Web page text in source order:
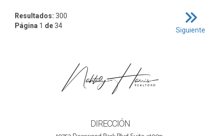
Siguiente
Resultados: 300
Página 1 de34
DIRECCIÓN